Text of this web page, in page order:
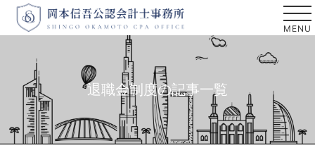
退職金制度の記事一覧